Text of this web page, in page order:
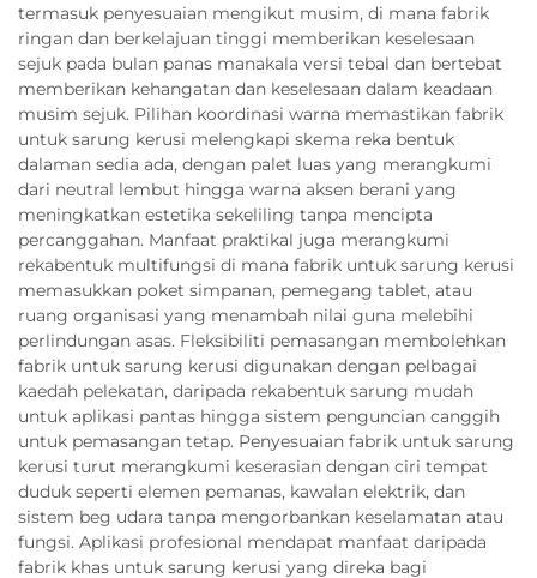
termasuk penyesuaian mengikut musim, di mana fabrik
ringan dan berkelajuan tinggi memberikan keselesaan
sejuk pada bulan panas manakala versi tebal dan bertebat
memberikan kehangatan dan keselesaan dalam keadaan
musim sejuk. Pilihan koordinasi warna memastikan fabrik
untuk sarung kerusi melengkapi skema reka bentuk
dalaman sedia ada, dengan palet luas yang merangkumi
dari neutral lembut hingga warna aksen berani yang
meningkatkan estetika sekeliling tanpa mencipta
percanggahan. Manfaat praktikal juga merangkumi
rekabentuk multifungsi di mana fabrik untuk sarung kerusi
memasukkan poket simpanan, pemegang tablet, atau
ruang organisasi yang menambah nilai guna melebihi
perlindungan asas. Fleksibiliti pemasangan membolehkan
fabrik untuk sarung kerusi digunakan dengan pelbagai
kaedah pelekatan, daripada rekabentuk sarung mudah
untuk aplikasi pantas hingga sistem penguncian canggih
untuk pemasangan tetap. Penyesuaian fabrik untuk sarung
kerusi turut merangkumi keserasian dengan ciri tempat
duduk seperti elemen pemanas, kawalan elektrik, dan
sistem beg udara tanpa mengorbankan keselamatan atau
fungsi. Aplikasi profesional mendapat manfaat daripada
fabrik khas untuk sarung kerusi yang direka bagi